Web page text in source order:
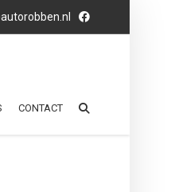
CONTACT